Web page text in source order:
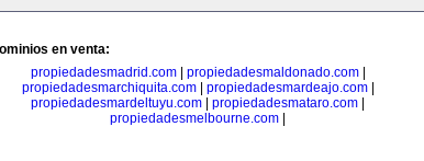
en venta:
propiedadesmadrid.com| propiedadesmaldonado.com|
propiedadesmarchiquita.com| propiedadesmardeajo.com|
propiedadesmardeltuyu.com
propiedadesmataro.com
propiedadesmelbourne.com